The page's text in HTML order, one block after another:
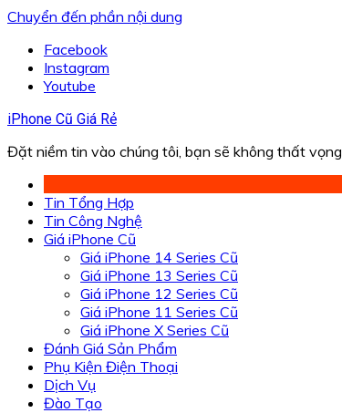
Chuyển đến phần nội dung
Facebook
Instagram
Youtube
iPhone Cũ Giá Rẻ
Đặt niềm tin vào chúng tôi, bạn sẽ không thất vọng
Tin Tổng Hợp
Tin Công Nghệ
Giá iPhone Cũ
Giá iPhone 14 Series Cũ
Giá iPhone 13 Series Cũ
Giá iPhone 12 Series Cũ
Giá iPhone 11 Series Cũ
Giá iPhone X Series Cũ
Đánh Giá Sản Phẩm
Phụ Kiện Điện Thoại
Dịch Vụ
Đào Tạo